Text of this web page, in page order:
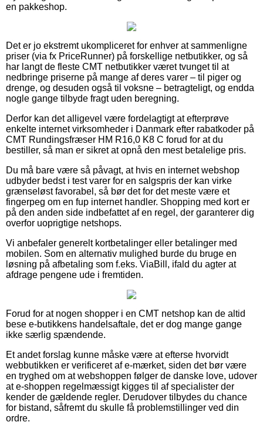
en pakkeshop.
Det er jo ekstremt ukompliceret for enhver at sammenligne
priser (via fx PriceRunner) på forskellige netbutikker, og så
har langt de fleste CMT netbutikker været tvunget til at
nedbringe priserne på mange af deres varer – til piger og
drenge, og desuden også til voksne – betragteligt, og endda
nogle gange tilbyde fragt uden beregning.
Derfor kan det alligevel være fordelagtigt at efterprøve
enkelte internet virksomheder i Danmark efter rabatkoder på
CMT Rundingsfræser HM R16,0 K8 C forud for at du
bestiller, så man er sikret at opnå den mest betalelige pris.
Du må bare være så påvagt, at hvis en internet webshop
udbyder bedst i test varer for en salgspris der kan virke
grænseløst favorabel, så bør det for det meste være et
fingerpeg om en fup internet handler. Shopping med kort er
på den anden side indbefattet af en regel, der garanterer dig
overfor uoprigtige netshops.
Vi anbefaler generelt kortbetalinger eller betalinger med
mobilen. Som en alternativ mulighed burde du bruge en
løsning på afbetaling som f.eks. ViaBill, ifald du agter at
afdrage pengene ude i fremtiden.
Forud for at nogen shopper i en CMT netshop kan de altid
bese e-butikkens handelsaftale, det er dog mange gange
ikke særlig spændende.
Et andet forslag kunne måske være at efterse hvorvidt
webbutikken er verificeret af e-mærket, siden det bør være
en tryghed om at webshoppen følger de danske love, udover
at e-shoppen regelmæssigt kigges til af specialister der
kender de gældende regler. Derudover tilbydes du chance
for bistand, såfremt du skulle få problemstillinger ved din
ordre.